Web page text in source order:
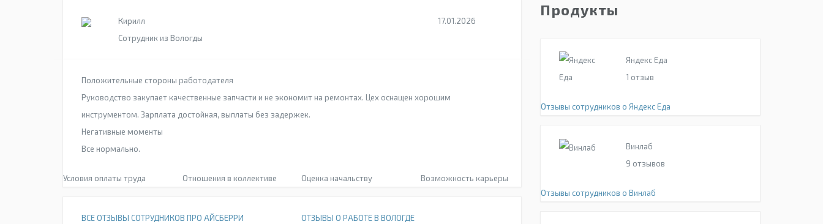
Кирилл
Сотрудник из Вологды
17.01.2026
Положительные стороны работодателя
Руководство закупает качественные запчасти и не экономит на ремонтах. Цех оснащен хорошим
инструментом. Зарплата достойная, выплаты без задержек.
Негативные моменты
Все нормально.
Условия оплаты труда Отношения в коллективе Оценка начальству Возможность карьеры
ВСЕ ОТЗЫВЫ СОТРУДНИКОВ ПРО АЙСБЕРРИ ОТЗЫВЫ О РАБОТЕ В ВОЛОГДЕ
Продукты
Яндекс Еда
1 отзыв
Отзывы сотрудников о Яндекс Еда
Винлаб
9 отзывов
Отзывы сотрудников о Винлаб